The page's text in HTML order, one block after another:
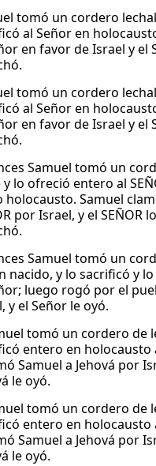
tomó un cordero
al Señor en
en favor de Israel y el
tomó un cordero
al Señor en
en favor de Israel y el
Samuel tomó un
y lo ofreció entero al
holocausto. Samuel
por Israel, y el SEÑOR lo
Samuel tomó un
nacido, y lo sacrificó y
luego rogó por el
y el Señor le oyó.
tomó un cordero de
entero en holocausto
Samuel a Jehová por
le oyó.
tomó un cordero de
entero en holocausto
Samuel a Jehová por
le oyó.